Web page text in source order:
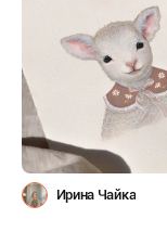
Ирина Чайка